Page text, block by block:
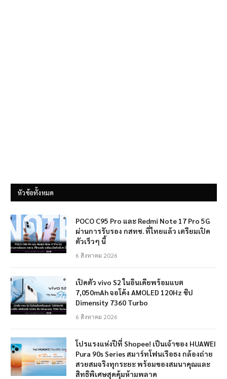
หัวข้อทั้งหมด
POCO C95 Pro และ Redmi Note 17 Pro 5G
ผ่านการรับรอง กสทช. ที่ไทยแล้ว เตรียมเปิด
ตัวเร็วๆ นี้
6 สิงหาคม 2026
เปิดตัว vivo S2 ในอินเดียพร้อมแบต
7,050mAh จอโค้ง AMOLED 120Hz ชิป
Dimensity 7360 Turbo
6 สิงหาคม 2026
โปรแรงแห่งปีที่ Shopee! เป็นเจ้าของ HUAWEI
Pura 90s Series สมาร์ทโฟนเรือธง กล้องถ่าย
สวยสมจริงทุกระยะ พร้อมของสมนาคุณและ
สิทธิพิเศษสุดคุ้มห้ามพลาด